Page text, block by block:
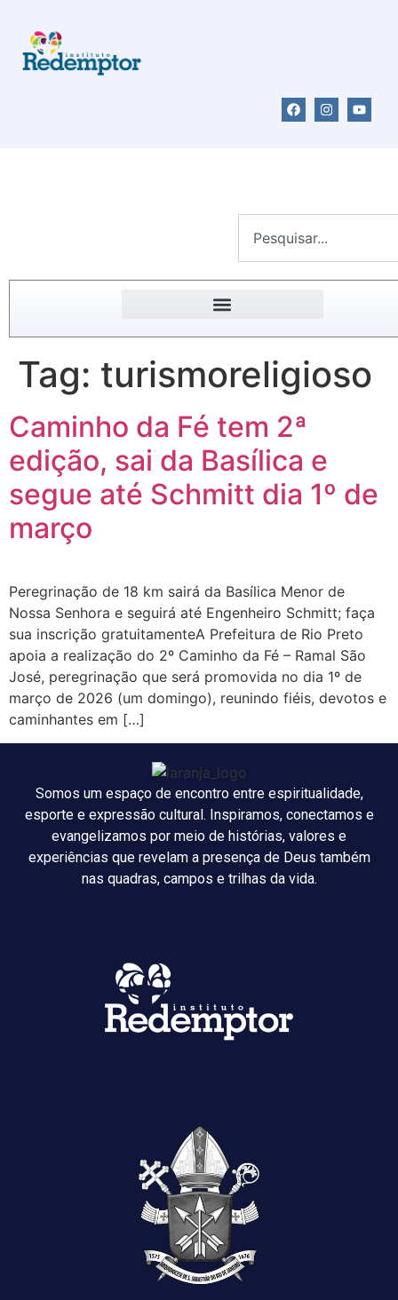
Tag: turismoreligioso
Caminho da Fé tem 2ª
edição, sai da Basílica e
segue até Schmitt dia 1º de
março
Peregrinação de 18 km sairá da Basílica Menor de
Nossa Senhora e seguirá até Engenheiro Schmitt; faça
sua inscrição gratuitamenteA Prefeitura de Rio Preto
apoia a realização do 2º Caminho da Fé – Ramal São
José, peregrinação que será promovida no dia 1º de
março de 2026 (um domingo), reunindo fiéis, devotos e
caminhantes em […]
Somos um espaço de encontro entre espiritualidade,
esporte e expressão cultural. Inspiramos, conectamos e
evangelizamos por meio de histórias, valores e
experiências que revelam a presença de Deus também
nas quadras, campos e trilhas da vida.